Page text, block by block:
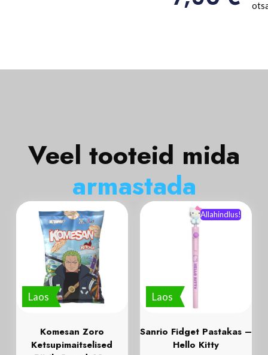
Veel tooteid mida
armastada
Laos
Komesan Zoro
Ketsupimaitselised
Laos
Allahindlus!
Sanrio Fidget Pastakas –
Hello Kitty